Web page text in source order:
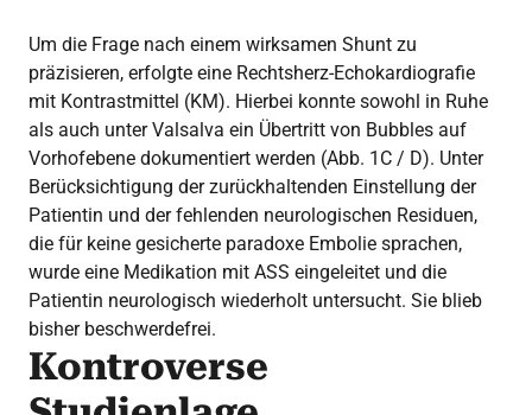
Um die Frage nach einem wirksamen Shunt zu
präzisieren, erfolgte eine Rechtsherz-Echokardiografie
mit Kontrastmittel (KM). Hierbei konnte sowohl in Ruhe
als auch unter Valsalva ein Übertritt von Bubbles auf
Vorhofebene dokumentiert werden (Abb. 1C / D). Unter
Berücksichtigung der zurückhaltenden Einstellung der
Patientin und der fehlenden neurologischen Residuen,
die für keine gesicherte paradoxe Embolie sprachen,
wurde eine Medikation mit ASS eingeleitet und die
Patientin neurologisch wiederholt untersucht. Sie blieb
bisher beschwerdefrei.
Kontroverse